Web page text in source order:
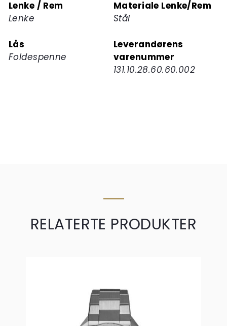
Lenke / Rem
Lenke
Materiale Lenke/Rem
Stål
Lås
Foldespenne
Leverandørens
varenummer
131.10.28.60.60.002
RELATERTE PRODUKTER